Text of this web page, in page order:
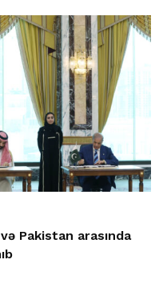
Pakistan arasında